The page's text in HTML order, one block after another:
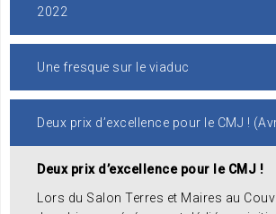
2022
Une fresque sur le viaduc
Deux prix d’excellence pour le CMJ !
Deux prix d’excellence pour le CMJ !
Lors du Salon Terres et Maires au